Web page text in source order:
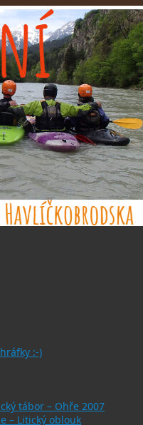
:-)
tábor – Ohře 2007
– Litický oblouk